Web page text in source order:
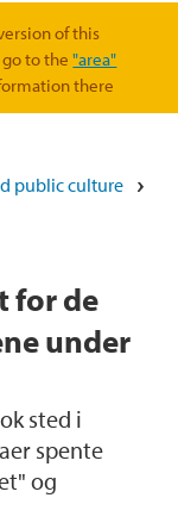
of this
to the"area"
there
public culture
for de
under
sted i
spente
og